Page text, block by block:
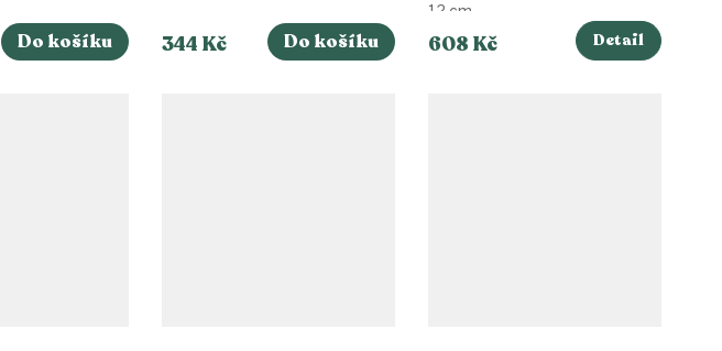
Do košíku 344 Kč Do košíku 608 Kč Detail
12 cm